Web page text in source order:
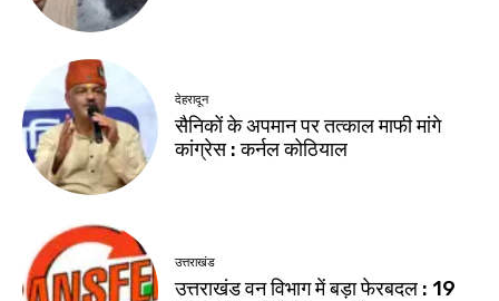
देहरादून
सैनिकों के अपमान पर तत्काल माफी मांगे
कांग्रेस : कर्नल कोठियाल
उत्तराखंड
उत्तराखंड वन विभाग में बड़ा फेरबदल : 19